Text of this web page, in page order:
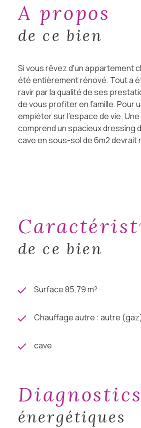
a propos
de ce bien
Si vous rêvez d'un appartement
été entièrement rénové. Tout a
ravir par la qualité de ses
de vous profiter en famille. Pour
empiéter sur l'espace de vie.
comprend un spacieux dressing
cave en sous-sol de 6m2
de ce bien
Surface 85,79 m²
Chauffage autre : autre
cave
diagnostics
énergétiques